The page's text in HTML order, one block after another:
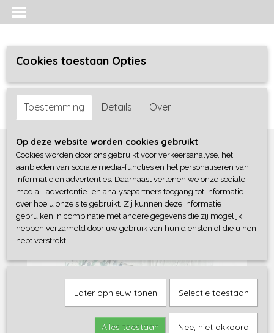
Inloggen Registreren
Home >Bedtextiel> Dekbedovertrekken>Papillon
Cookies toestaan Opties
Toestemming Details Over
Op deze website worden cookies gebruikt
Cookies worden door ons gebruikt voor verkeersanalyse, het
aanbieden van sociale media-functies en het personaliseren van
informatie en advertenties. Daarnaast verlenen we onze sociale
media-, advertentie- en analysepartners toegang tot informatie
over hoe u onze site gebruikt. Zij kunnen deze informatie
gebruiken in combinatie met andere gegevens die zij mogelijk
hebben verzameld door uw gebruik van hun diensten of die u hen
hebt verstrekt.
Later opnieuw tonen Selectie toestaan
Alles toestaan Nee, niet akkoord